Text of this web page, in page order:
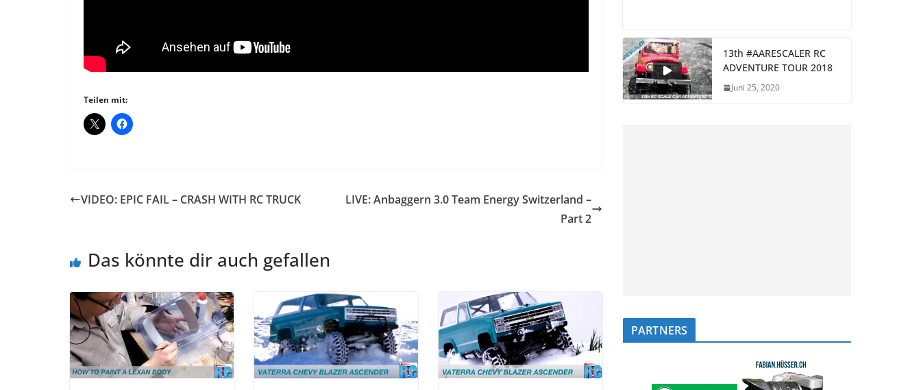
Teilen mit:
VIDEO: EPIC FAIL – CRASH WITH RC TRUCK
LIVE: Anbaggern 3.0 Team Energy Switzerland –
Part 2
Das könnte dir auch gefallen
13th #AARESCALER RC
ADVENTURE TOUR 2018
Juni 25, 2020
PARTNERS